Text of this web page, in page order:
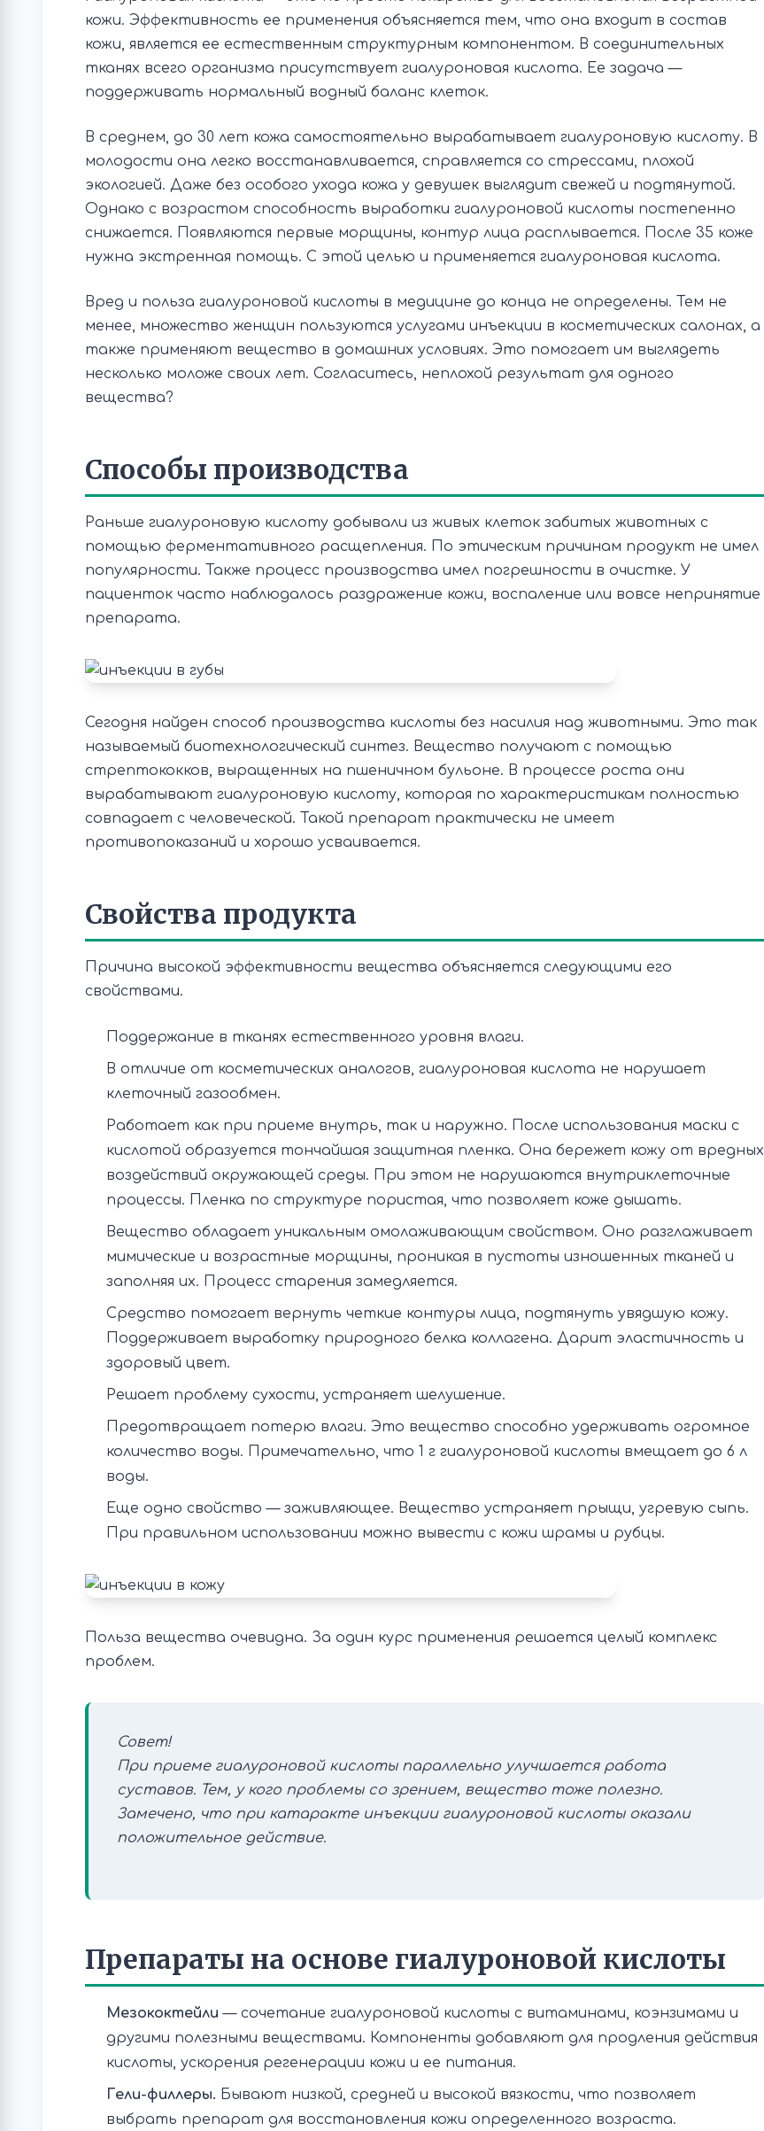
кожи. Эффективность ее применения объясняется тем, что она входит в состав
кожи, является ее естественным структурным компонентом. В соединительных
тканях всего организма присутствует гиалуроновая кислота. Ее задача —
поддерживать нормальный водный баланс клеток.
В среднем, до 30 лет кожа самостоятельно вырабатывает гиалуроновую кислоту. В
молодости она легко восстанавливается, справляется со стрессами, плохой
экологией. Даже без особого ухода кожа у девушек выглядит свежей и подтянутой.
Однако с возрастом способность выработки гиалуроновой кислоты постепенно
снижается. Появляются первые морщины, контур лица расплывается. После 35 коже
нужна экстренная помощь. С этой целью и применяется гиалуроновая кислота.
Вред и польза гиалуроновой кислоты в медицине до конца не определены. Тем не
менее, множество женщин пользуются услугами инъекции в косметических салонах, а
также применяют вещество в домашних условиях. Это помогает им выглядеть
несколько моложе своих лет. Согласитесь, неплохой результат для одного
вещества?
Способы производства
Раньше гиалуроновую кислоту добывали из живых клеток забитых животных с
помощью ферментативного расщепления. По этическим причинам продукт не имел
популярности. Также процесс производства имел погрешности в очистке. У
пациенток часто наблюдалось раздражение кожи, воспаление или вовсе непринятие
препарата.
Сегодня найден способ производства кислоты без насилия над животными. Это так
называемый биотехнологический синтез. Вещество получают с помощью
стрептококков, выращенных на пшеничном бульоне. В процессе роста они
вырабатывают гиалуроновую кислоту, которая по характеристикам полностью
совпадает с человеческой. Такой препарат практически не имеет
противопоказаний и хорошо усваивается.
Свойства продукта
Причина высокой эффективности вещества объясняется следующими его
свойствами.
Поддержание в тканях естественного уровня влаги.
В отличие от косметических аналогов, гиалуроновая кислота не нарушает
клеточный газообмен.
Работает как при приеме внутрь, так и наружно. После использования маски с
кислотой образуется тончайшая защитная пленка. Она бережет кожу от вредных
воздействий окружающей среды. При этом не нарушаются внутриклеточные
процессы. Пленка по структуре пористая, что позволяет коже дышать.
Вещество обладает уникальным омолаживающим свойством. Оно разглаживает
мимические и возрастные морщины, проникая в пустоты изношенных тканей и
заполняя их. Процесс старения замедляется.
Средство помогает вернуть четкие контуры лица, подтянуть увядшую кожу.
Поддерживает выработку природного белка коллагена. Дарит эластичность и
здоровый цвет.
Решает проблему сухости, устраняет шелушение.
Предотвращает потерю влаги. Это вещество способно удерживать огромное
количество воды. Примечательно, что 1 г гиалуроновой кислоты вмещает до 6 л
воды.
Еще одно свойство — заживляющее. Вещество устраняет прыщи, угревую сыпь.
При правильном использовании можно вывести с кожи шрамы и рубцы.
Польза вещества очевидна. За один курс применения решается целый комплекс
проблем.
Совет!
При приеме гиалуроновой кислоты параллельно улучшается работа
суставов. Тем, у кого проблемы со зрением, вещество тоже полезно.
Замечено, что при катаракте инъекции гиалуроновой кислоты оказали
положительное действие.
Препараты на основе гиалуроновой кислоты
Мезококтейли — сочетание гиалуроновой кислоты с витаминами, коэнзимами и
другими полезными веществами. Компоненты добавляют для продления действия
кислоты, ускорения регенерации кожи и ее питания.
Гели-филлеры. Бывают низкой, средней и высокой вязкости, что позволяет
выбрать препарат для восстановления кожи определенного возраста.